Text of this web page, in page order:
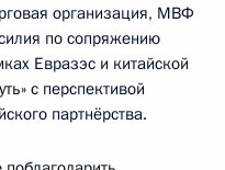
организация, МВФ
по сопряжению
Евразэс и китайской
с перспективой
партнёрства.